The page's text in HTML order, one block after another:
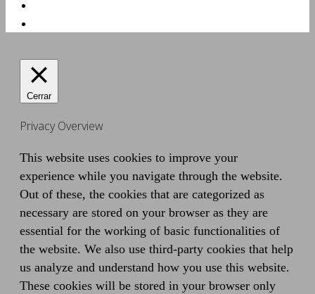
Cerrar
Privacy Overview
This website uses cookies to improve your
experience while you navigate through the website.
Out of these, the cookies that are categorized as
necessary are stored on your browser as they are
essential for the working of basic functionalities of
the website. We also use third-party cookies that help
us analyze and understand how you use this website.
These cookies will be stored in your browser only